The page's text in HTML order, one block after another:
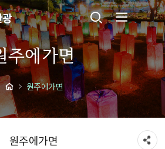
주에가면
원주에가면
원주에가면